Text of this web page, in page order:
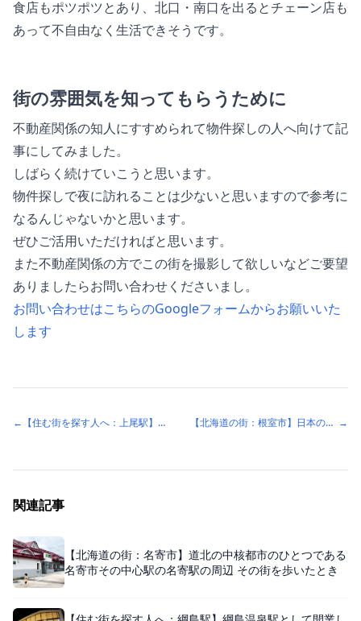
食店もポツポツとあり、北口・南口を出るとチェーン店も
あって不自由なく生活できそうです。
街の雰囲気を知ってもらうために
不動産関係の知人にすすめられて物件探しの人へ向けて記
事にしてみました。
しばらく続けていこうと思います。
物件探しで夜に訪れることは少ないと思いますので参考に
なるんじゃないかと思います。
ぜひご活用いただければと思います。
また不動産関係の方でこの街を撮影して欲しいなどご要望
ありましたらお問い合わせくださいまし。
お問い合わせはこちらのGoogleフォームからお願いいた
します
← 【住む街を探す人へ：上尾駅】人口が増えている上尾市。便利で新旧のバランスの良い街並みが魅力（埼玉県上尾市） 【北海道の街：根室市】日本の市で最も東に位置する根室市 その街を歩いたとき →
関連記事
【北海道の街：名寄市】道北の中核都市のひとつである
名寄市その中心駅の名寄駅の周辺 その街を歩いたとき